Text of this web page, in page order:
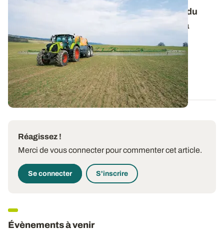
Retournement de céréales : tenir compte du
désherbage d'automne dans le choix de la
nouvelle culture
En cas de réimplantation d'une culture en cours de
campagne, il convient d’être vigilant...
11 FÉVR. 2025
Réagissez !
Merci de vous connecter pour commenter cet article.
Se connecter S'inscrire
Évènements à venir